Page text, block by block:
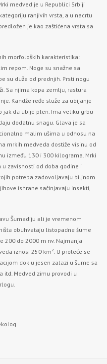
medved je u Republici Srbiji
ranjivih vrsta, a u nacrtu
je kao zaštićena vrsta sa
morfoloških karakteristika:
repom. Noge su snažne sa
su duže od prednjih. Prsti nogu
Sa njima kopa zemlju, rastura
Kandže ređe služe za ubijanje
da ubije plen. Ima veliku grbu
dodatnu snagu. Glava je sa
malim ušima u odnosu na
mrkih medveda dostiže visinu od
između 130 i 300 kilograma. Mrki
u zavisnosti od doba godine i
potreba zadovoljavaju biljnom
ishrane sačinjavaju insekti,
Šumadiju ali je vremenom
obuhvataju listopadne šume
200 do 2000 m nv. Najmanja
iznosi 250 km². U proleće se
dok u jesen zalazi u šume sa
itd. Medved zimu provodi u